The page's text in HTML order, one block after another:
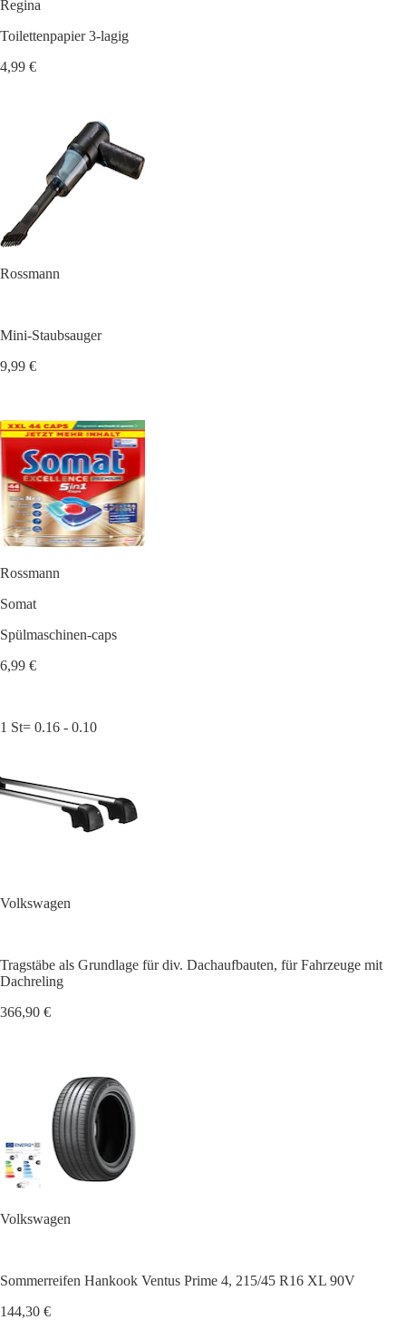
Regina
Toilettenpapier 3-lagig
4,99 €
Rossmann
Mini-Staubsauger
9,99 €
Rossmann
Somat
Spülmaschinen-caps
6,99 €
1 St= 0.16 - 0.10
Volkswagen
Tragstäbe als Grundlage für div. Dachaufbauten, für Fahrzeuge mit
Dachreling
366,90 €
Volkswagen
Sommerreifen Hankook Ventus Prime 4, 215/45 R16 XL 90V
144,30 €